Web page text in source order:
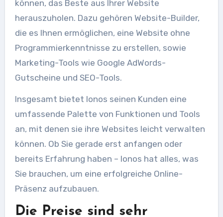
können, das Beste aus Ihrer Website
herauszuholen. Dazu gehören Website-Builder,
die es Ihnen ermöglichen, eine Website ohne
Programmierkenntnisse zu erstellen, sowie
Marketing-Tools wie Google AdWords-
Gutscheine und SEO-Tools.
Insgesamt bietet Ionos seinen Kunden eine
umfassende Palette von Funktionen und Tools
an, mit denen sie ihre Websites leicht verwalten
können. Ob Sie gerade erst anfangen oder
bereits Erfahrung haben – Ionos hat alles, was
Sie brauchen, um eine erfolgreiche Online-
Präsenz aufzubauen.
Die Preise sind sehr